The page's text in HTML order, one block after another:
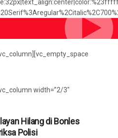
width=”2/3″
Hilang di Bonles
Polisi